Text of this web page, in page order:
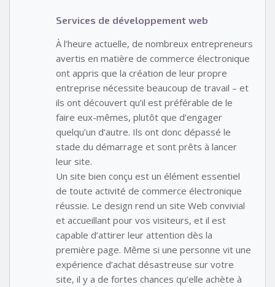
Services de développement web
À l’heure actuelle, de nombreux entrepreneurs
avertis en matière de commerce électronique
ont appris que la création de leur propre
entreprise nécessite beaucoup de travail – et
ils ont découvert qu’il est préférable de le
faire eux-mêmes, plutôt que d’engager
quelqu’un d’autre. Ils ont donc dépassé le
stade du démarrage et sont prêts à lancer
leur site.
Un site bien conçu est un élément essentiel
de toute activité de commerce électronique
réussie. Le design rend un site Web convivial
et accueillant pour vos visiteurs, et il est
capable d’attirer leur attention dès la
première page. Même si une personne vit une
expérience d’achat désastreuse sur votre
site, il y a de fortes chances qu’elle achète à